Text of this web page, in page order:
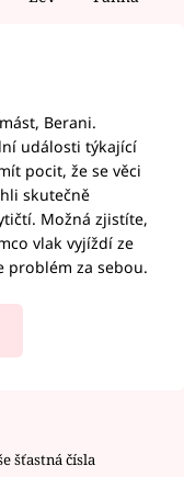
Berani.
události týkající
pocit, že se věci
skutečně
Možná zjistíte,
vlak vyjíždí ze
problém za sebou.
šťastná čísla